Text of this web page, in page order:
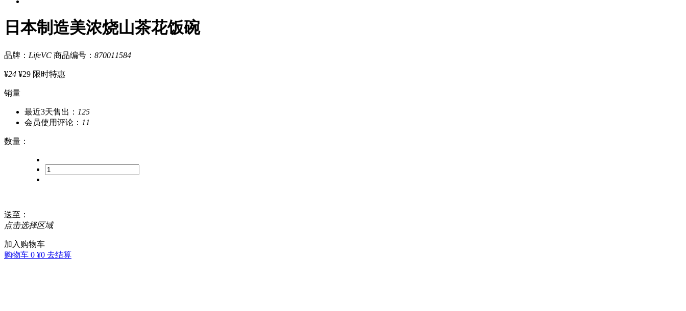
日本制造美浓烧山茶花饭碗
品牌： LifeVC 商品编号： 870011584
¥24 ¥29 限时特惠
销量
最近3天售出： 125
会员使用评论： 11
数量 ：
送至 ：
点击选择区域
加入购物车
购物车 0 ¥0 去结算